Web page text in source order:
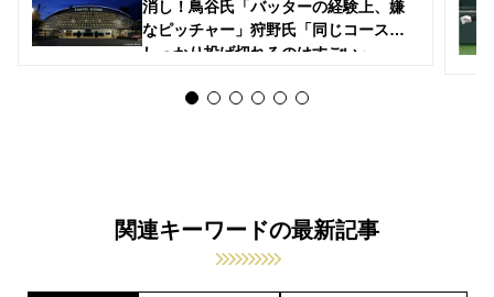
消し！鳥谷氏「バッターの経験上、嫌
なピッチャー」狩野氏「同じコースに
しっかり投げ切れるのはすごい」
関連キーワードの最新記事